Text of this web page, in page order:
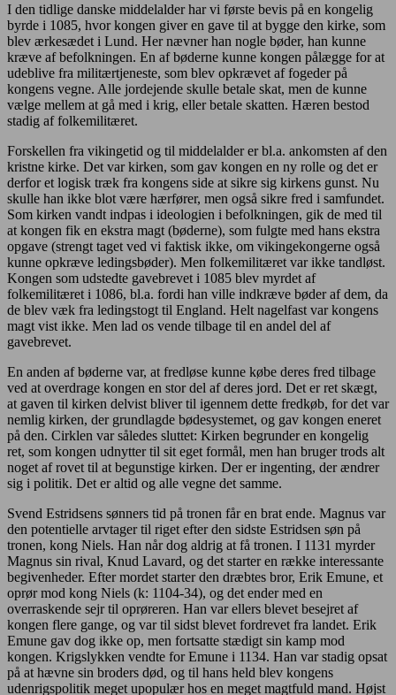
I den tidlige danske middelalder har vi første bevis på en kongelig
byrde i 1085, hvor kongen giver en gave til at bygge den kirke, som
blev ærkesædet i Lund. Her nævner han nogle bøder, han kunne
kræve af befolkningen. En af bøderne kunne kongen pålægge for at
udeblive fra militærtjeneste, som blev opkrævet af fogeder på
kongens vegne. Alle jordejende skulle betale skat, men de kunne
vælge mellem at gå med i krig, eller betale skatten. Hæren bestod
stadig af folkemilitæret.
Forskellen fra vikingetid og til middelalder er bl.a. ankomsten af den
kristne kirke. Det var kirken, som gav kongen en ny rolle og det er
derfor et logisk træk fra kongens side at sikre sig kirkens gunst. Nu
skulle han ikke blot være hærfører, men også sikre fred i samfundet.
Som kirken vandt indpas i ideologien i befolkningen, gik de med til
at kongen fik en ekstra magt (bøderne), som fulgte med hans ekstra
opgave (strengt taget ved vi faktisk ikke, om vikingekongerne også
kunne opkræve ledingsbøder). Men folkemilitæret var ikke tandløst.
Kongen som udstedte gavebrevet i 1085 blev myrdet af
folkemilitæret i 1086, bl.a. fordi han ville indkræve bøder af dem, da
de blev væk fra ledingstogt til England. Helt nagelfast var kongens
magt vist ikke. Men lad os vende tilbage til en andel del af
gavebrevet.
En anden af bøderne var, at fredløse kunne købe deres fred tilbage
ved at overdrage kongen en stor del af deres jord. Det er ret skægt,
at gaven til kirken delvist bliver til igennem dette fredkøb, for det var
nemlig kirken, der grundlagde bødesystemet, og gav kongen eneret
på den. Cirklen var således sluttet: Kirken begrunder en kongelig
ret, som kongen udnytter til sit eget formål, men han bruger trods alt
noget af rovet til at begunstige kirken. Der er ingenting, der ændrer
sig i politik. Det er altid og alle vegne det samme.
Svend Estridsens sønners tid på tronen får en brat ende. Magnus var
den potentielle arvtager til riget efter den sidste Estridsen søn på
tronen, kong Niels. Han når dog aldrig at få tronen. I 1131 myrder
Magnus sin rival, Knud Lavard, og det starter en række interessante
begivenheder. Efter mordet starter den dræbtes bror, Erik Emune, et
oprør mod kong Niels (k: 1104-34), og det ender med en
overraskende sejr til oprøreren. Han var ellers blevet besejret af
kongen flere gange, og var til sidst blevet fordrevet fra landet. Erik
Emune gav dog ikke op, men fortsatte stædigt sin kamp mod
kongen. Krigslykken vendte for Emune i 1134. Han var stadig opsat
på at hævne sin broders død, og til hans held blev kongens
udenrigspolitik meget upopulær hos en meget magtfuld mand. Højst